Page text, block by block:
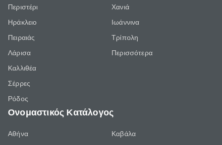
Περιστέρι
Ηράκλειο
Πειραιάς
Λάρισα
Καλλιθέα
Σέρρες
Ρόδος
Χανιά
Ιωάννινα
Τρίπολη
Περισσότερα
Ονομαστικός Κατάλογος
Αθήνα Καβάλα